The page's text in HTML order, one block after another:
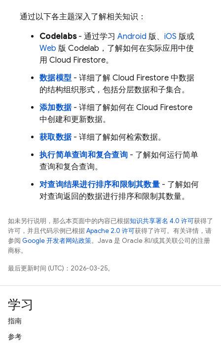
通过以下各主题深入了解相关知识：
Codelabs- 通过学习 Android 版、 iOS 版或
Web 版 Codelab，了解如何在实际应用中使
用 Cloud Firestore。
数据模型 - 详细了解 Cloud Firestore 中数据
的结构组织形式，包括分层数据和子集合。
添加数据- 详细了解如何在 Cloud Firestore
中创建和更新数据。
获取数据- 详细了解如何检索数据。
执行简单查询和复合查询- 了解如何运行简单
查询和复合查询。
对查询结果进行排序和限制其数量- 了解如何
对查询返回的数据进行排序和限制其数量。
如未另行说明，那么本页面中的内容已根据知识共享署名 4.0 许可获得了
许可，并且代码示例已根据Apache 2.0 许可获得了许可。有关详情，请
参阅 Google 开发者网站政策。Java 是 Oracle 和/或其关联公司的注册
商标。
最后更新时间 (UTC)：2026-03-25。
学习
指南
参考